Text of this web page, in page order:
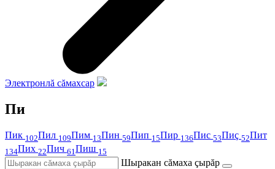
Электронлă сăмахсар
Пи
Пик 102Пил 109Пим 13Пин 59Пип 15Пир 136Пис 53Пиç 52Пит
134Пих 22Пич 61Пиш 15
Шыракан сăмаха çырăр